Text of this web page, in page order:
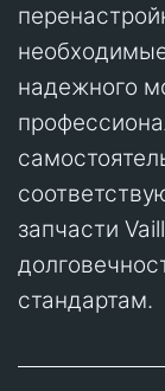
надежного
запчасти
стандартам.